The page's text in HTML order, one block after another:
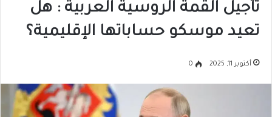
تأجيل القمة الروسية العربية : هل
تعيد موسكو حساباتها الإقليمية؟
أكتوبر 11, 2025 0